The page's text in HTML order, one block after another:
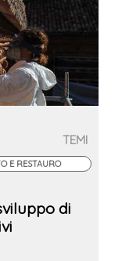
TEMI
E RESTAURO
di